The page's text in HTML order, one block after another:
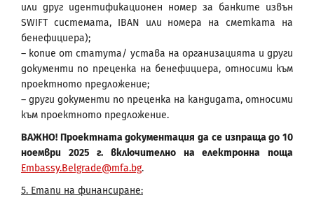
или друг идентификационен номер за банките извън
SWIFT системата, IBAN или номера на сметката на
бенефициера);
– копие от статута/ устава на организацията и други
документи по преценка на бенефициера, относими към
проектното предложение;
– други документи по преценка на кандидата, относими
към проектното предложение.
ВАЖНО! Проектната документация да се изпраща до 10
ноември 2025 г. включително на електронна поща
Embassy.Belgrade@mfa.bg.
5. Етапи на финансиране: